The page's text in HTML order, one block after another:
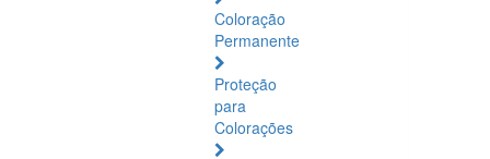
Coloração
Permanente
Proteção
para
Colorações